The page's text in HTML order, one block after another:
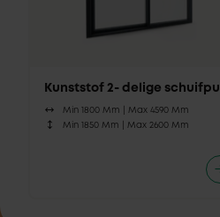
Kunststof 2- delige schuifpui
Min 1800 Mm | Max 4590 Mm
Min 1850 Mm | Max 2600 Mm